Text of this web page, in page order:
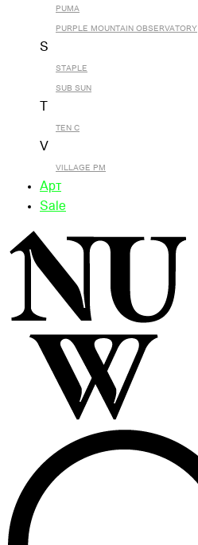
PUMA
PURPLE MOUNTAIN OBSERVATORY
S
STAPLE
SUB SUN
TEN C
V
VILLAGE PM
Арт
Sale